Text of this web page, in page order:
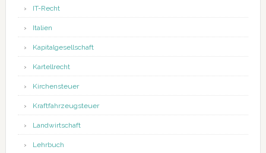
IT-Recht
Italien
Kapitalgesellschaft
Kartellrecht
Kirchensteuer
Kraftfahrzeugsteuer
Landwirtschaft
Lehrbuch